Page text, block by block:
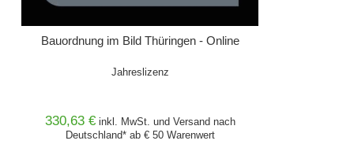
Bauordnung im Bild Thüringen - Online
Jahreslizenz
330,63 € inkl. MwSt. und Versand nach
Deutschland* ab € 50 Warenwert